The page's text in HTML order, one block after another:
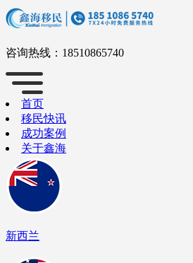
咨询热线： 18510865740
首页
移民快讯
成功案例
关于鑫海
新西兰